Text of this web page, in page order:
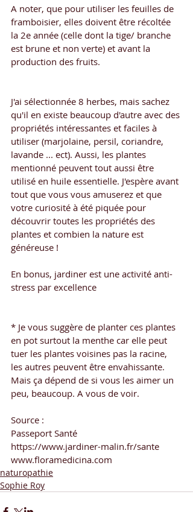
A noter, que pour utiliser les feuilles de
framboisier, elles doivent être récoltée
la 2e année (celle dont la tige/ branche
est brune et non verte) et avant la
production des fruits.
J'ai sélectionnée 8 herbes, mais sachez
qu'il en existe beaucoup d'autre avec des
propriétés intéressantes et faciles à
utiliser (marjolaine, persil, coriandre,
lavande ... ect). Aussi, les plantes
mentionné peuvent tout aussi être
utilisé en huile essentielle. J'espère avant
tout que vous vous amuserez et que
votre curiosité à été piquée pour
découvrir toutes les propriétés des
plantes et combien la nature est
généreuse !
En bonus, jardiner est une activité anti-
stress par excellence
* Je vous suggère de planter ces plantes
en pot surtout la menthe car elle peut
tuer les plantes voisines pas la racine,
les autres peuvent être envahissante.
Mais ça dépend de si vous les aimer un
peu, beaucoup. A vous de voir.
Source :
Passeport Santé
https://www.jardiner-malin.fr/sante
www.floramedicina.com
naturopathie
Sophie Roy